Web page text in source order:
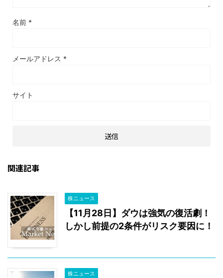
名前 *
メールアドレス *
サイト
関連記事
株ニュース
【11月28日】ダウは強気の復活劇！
しかし前提の2条件がリスク要因に！
株ニュース